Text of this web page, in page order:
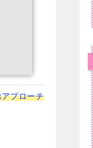
プローチ